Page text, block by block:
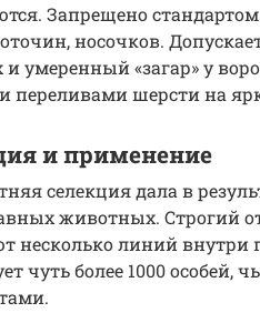
Запрещено
носочков.
и умеренный «загар» у
переливами шерсти на
и применение
селекция дала в
животных. Строгий
несколько линий внутри
чуть более 1000 особей,